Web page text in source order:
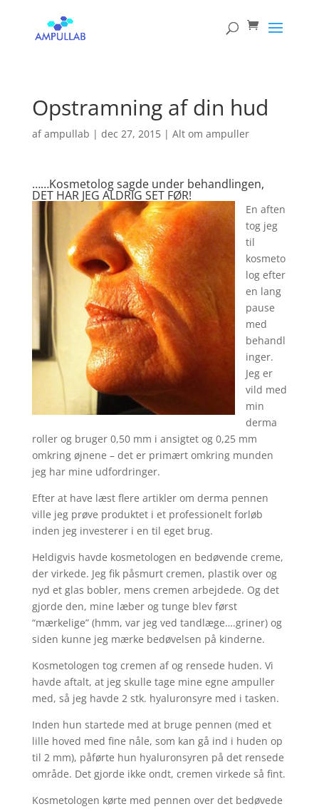
Opstramning af din hud
afampullab | dec 27, 2015| Alt om ampuller
……Kosmetolog sagde under behandlingen,
DET HAR JEG ALDRIG SET FØR!
En aften
tog jeg
til
kosmeto
log efter
en lang
pause
med
behandl
inger.
Jeg er
vild med
min
derma
roller og bruger 0,50 mm i ansigtet og 0,25 mm
omkring øjnene – det er primært omkring munden
jeg har mine udfordringer.
Efter at have læst flere artikler om derma pennen
ville jeg prøve produktet i et professionelt forløb
inden jeg investerer i en til eget brug.
Heldigvis havde kosmetologen en bedøvende creme,
der virkede. Jeg fik påsmurt cremen, plastik over og
nyd et glas bobler, mens cremen arbejdede. Og det
gjorde den, mine læber og tunge blev først
“mærkelige” (hmm, var jeg ved tandlæge….griner) og
siden kunne jeg mærke bedøvelsen på kinderne.
Kosmetologen tog cremen af og rensede huden. Vi
havde aftalt, at jeg skulle tage mine egne ampuller
med, så jeg havde 2 stk. hyaluronsyre med i tasken.
Inden hun startede med at bruge pennen (med et
lille hoved med fine nåle, som kan gå ind i huden op
til 2 mm), påførte hun hyaluronsyren på det rensede
område. Det gjorde ikke ondt, cremen virkede så fint.
Kosmetologen kørte med pennen over det bedøvede